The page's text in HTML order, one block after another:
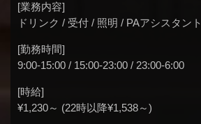
[業務内容]
ドリンク / 受付 / 照明 / PAアシスタント
[勤務時間]
9:00-15:00 / 15:00-23:00 / 23:00-6:00
[時給]
¥1,230～ (22時以降¥1,538～)